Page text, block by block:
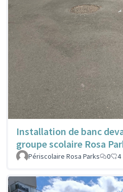
Installation de banc
groupe scolaire Rosa
Périscolaire Rosa Parks
0 4